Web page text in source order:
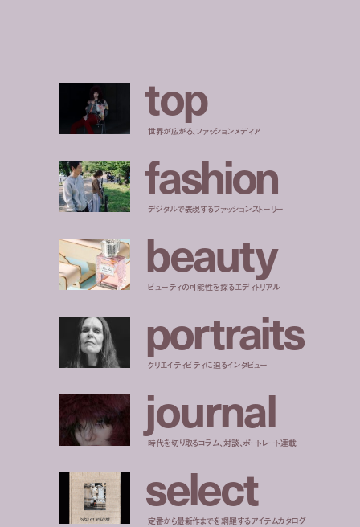
top
世界が広がる、ファッションメディア
fashion
デジタルで表現するファッションストーリー
beauty
ビューティの可能性を探るエディトリアル
portraits
クリエイティビティに迫るインタビュー
journal
時代を切り取るコラム、対談、ポートレート連載
select
定番から最新作までを網羅するアイテムカタログ